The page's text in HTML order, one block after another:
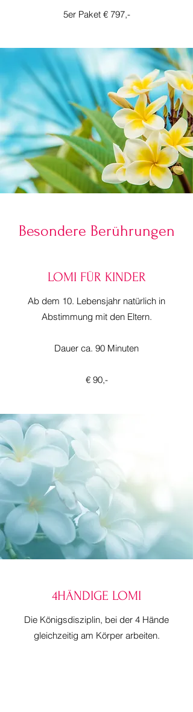
5er Paket € 797,-
Besondere Berührungen
LOMI FÜR KINDER
Ab dem 10. Lebensjahr natürlich in
Abstimmung mit den Eltern.
Dauer ca. 90 Minuten
€ 90,-
4HÄNDIGE LOMI
Die Königsdisziplin, bei der 4 Hände
gleichzeitig am Körper arbeiten.